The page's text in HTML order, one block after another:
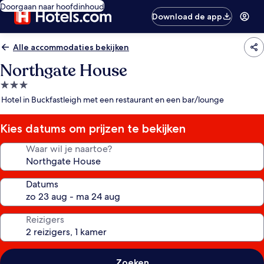
Doorgaan naar hoofdinhoud
Download de app
Alle accommodaties bekijken
Northgate House
3.0-
sterrenaccommodatie
Hotel in Buckfastleigh met een restaurant en een bar/lounge
Kies datums om prijzen te bekijken
Waar wil je naartoe?
Datums
Reizigers